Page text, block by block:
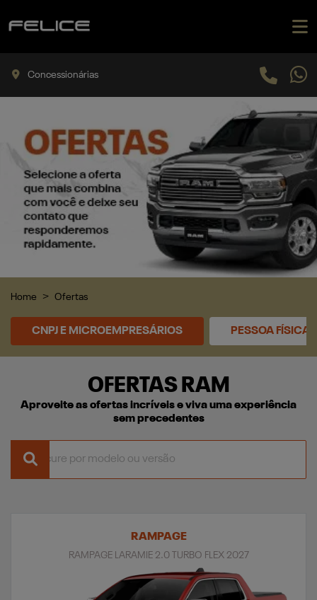
Concessionárias
Home Ofertas
CNPJ E MICROEMPRESÁRIOS PESSOA FÍSICA
OFERTAS RAM
Aproveite as ofertas incríveis e viva uma experiência
sem precedentes
RAMPAGE
RAMPAGE LARAMIE 2.0 TURBO FLEX 2027